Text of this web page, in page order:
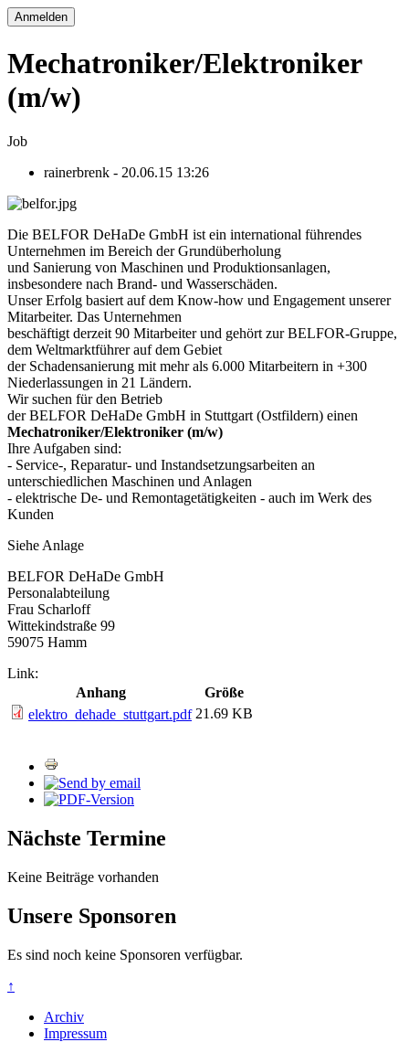
Mechatroniker/Elektroniker
(m/w)
Job
rainerbrenk - 20.06.15 13:26
Die BELFOR DeHaDe GmbH ist ein international führendes
Unternehmen im Bereich der Grundüberholung
und Sanierung von Maschinen und Produktionsanlagen,
insbesondere nach Brand- und Wasserschäden.
Unser Erfolg basiert auf dem Know-how und Engagement unserer
Mitarbeiter. Das Unternehmen
beschäftigt derzeit 90 Mitarbeiter und gehört zur BELFOR-Gruppe,
dem Weltmarktführer auf dem Gebiet
der Schadensanierung mit mehr als 6.000 Mitarbeitern in +300
Niederlassungen in 21 Ländern.
Wir suchen für den Betrieb
der BELFOR DeHaDe GmbH in Stuttgart (Ostfildern) einen
Mechatroniker/Elektroniker (m/w)
Ihre Aufgaben sind:
- Service-, Reparatur- und Instandsetzungsarbeiten an
unterschiedlichen Maschinen und Anlagen
- elektrische De- und Remontagetätigkeiten - auch im Werk des
Kunden
Siehe Anlage
BELFOR DeHaDe GmbH
Personalabteilung
Frau Scharloff
Wittekindstraße 99
59075 Hamm
Link:
Anhang
Größe
elektro_dehade_stuttgart.pdf 21.69 KB
Nächste Termine
Keine Beiträge vorhanden
Unsere Sponsoren
Es sind noch keine Sponsoren verfügbar.
↑
Archiv
Impressum